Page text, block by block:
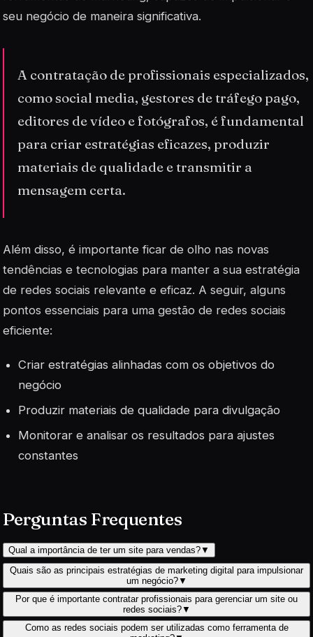
seu negócio de maneira significativa.
A contratação de profissionais especializados,
como social media, gestores de tráfego pago,
editores de vídeo e fotógrafos, é fundamental
para criar estratégias eficazes, produzir
materiais de qualidade e transmitir a
mensagem certa.
Além disso, é importante ficar de olho nas novas
tendências e tecnologias para manter a sua estratégia
de redes sociais relevante e eficaz. A seguir, alguns
pontos essenciais para uma gestão de redes sociais
eficiente:
Criar estratégias alinhadas com os objetivos do
negócio
Produzir materiais de qualidade para divulgação
Monitorar e analisar os resultados para ajustes
constantes
Perguntas Frequentes
Qual a importância de ter um site para vendas?▼
Quais são as principais estratégias de marketing digital para impulsionar
um negócio?▼
Por que é importante contratar profissionais para gerenciar um site ou
redes sociais?▼
Como as redes sociais podem ser utilizadas como ferramenta de